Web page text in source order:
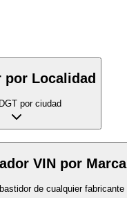
por Localidad
por ciudad
VIN por Marca
de cualquier fabricante